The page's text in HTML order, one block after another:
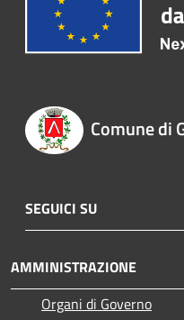
Comune di
SEGUICI SU
AMMINISTRAZIONE
Organi di Governo